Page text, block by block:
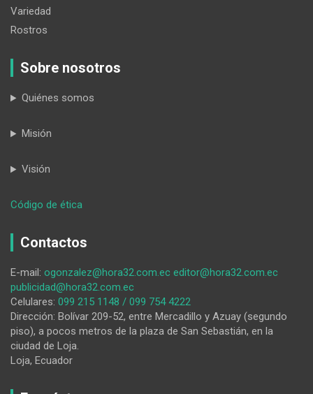
Variedad
Rostros
Sobre nosotros
Quiénes somos
Misión
Visión
Código de ética
las
del
Teatro
Bolívar
cobran
vida
Contactos
E-mail: ogonzalez@hora32.com.ec editor@hora32.com.ec
publicidad@hora32.com.ec
Celulares: 099 215 1148 / 099 754 4222
Dirección: Bolívar 209-52, entre Mercadillo y Azuay (segundo
piso), a pocos metros de la plaza de San Sebastián, en la
ciudad de Loja.
Loja, Ecuador